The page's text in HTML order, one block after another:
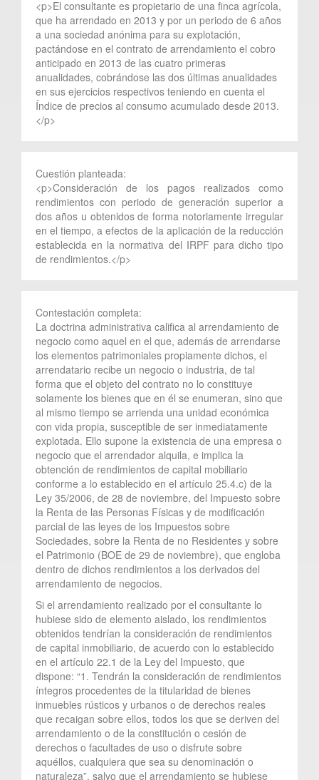
<p>El consultante es propietario de una finca agrícola,
que ha arrendado en 2013 y por un periodo de 6 años
a una sociedad anónima para su explotación,
pactándose en el contrato de arrendamiento el cobro
anticipado en 2013 de las cuatro primeras
anualidades, cobrándose las dos últimas anualidades
en sus ejercicios respectivos teniendo en cuenta el
Índice de precios al consumo acumulado desde 2013.
</p>
Cuestión planteada:
<p>Consideración de los pagos realizados como
rendimientos con periodo de generación superior a
dos años u obtenidos de forma notoriamente irregular
en el tiempo, a efectos de la aplicación de la reducción
establecida en la normativa del IRPF para dicho tipo
de rendimientos.</p>
Contestación completa:
La doctrina administrativa califica al arrendamiento de
negocio como aquel en el que, además de arrendarse
los elementos patrimoniales propiamente dichos, el
arrendatario recibe un negocio o industria, de tal
forma que el objeto del contrato no lo constituye
solamente los bienes que en él se enumeran, sino que
al mismo tiempo se arrienda una unidad económica
con vida propia, susceptible de ser inmediatamente
explotada. Ello supone la existencia de una empresa o
negocio que el arrendador alquila, e implica la
obtención de rendimientos de capital mobiliario
conforme a lo establecido en el artículo 25.4.c) de la
Ley 35/2006, de 28 de noviembre, del Impuesto sobre
la Renta de las Personas Físicas y de modificación
parcial de las leyes de los Impuestos sobre
Sociedades, sobre la Renta de no Residentes y sobre
el Patrimonio (BOE de 29 de noviembre), que engloba
dentro de dichos rendimientos a los derivados del
arrendamiento de negocios.
Si el arrendamiento realizado por el consultante lo
hubiese sido de elemento aislado, los rendimientos
obtenidos tendrían la consideración de rendimientos
de capital inmobiliario, de acuerdo con lo establecido
en el artículo 22.1 de la Ley del Impuesto, que
dispone: “1. Tendrán la consideración de rendimientos
íntegros procedentes de la titularidad de bienes
inmuebles rústicos y urbanos o de derechos reales
que recaigan sobre ellos, todos los que se deriven del
arrendamiento o de la constitución o cesión de
derechos o facultades de uso o disfrute sobre
aquéllos, cualquiera que sea su denominación o
naturaleza”, salvo que el arrendamiento se hubiese